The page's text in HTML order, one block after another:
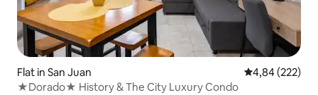
Flat in San Juan Gemiddelde
4,84 (222)
★Dorado★ History & The City Luxury Condo